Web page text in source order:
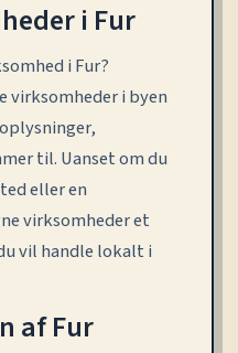
i Fur
i Fur?
virksomheder i byen
til. Uanset om du
eller en
virksomheder et
vil handle lokalt i
af Fur